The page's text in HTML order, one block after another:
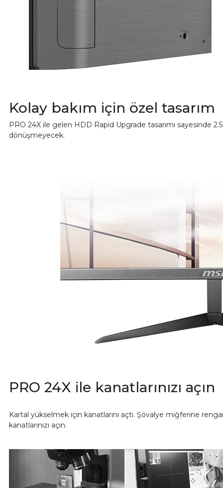
Kolay bakım için özel tasarım
PRO 24X ile gelen HDD Rapid Upgrade tasarımı sayesinde
dönüşmeyecek.
PRO 24X ile kanatlarınızı açın
Kartal yükselmek için kanatlarını açtı. Şövalye miğferine
kanatlarınızı açın.